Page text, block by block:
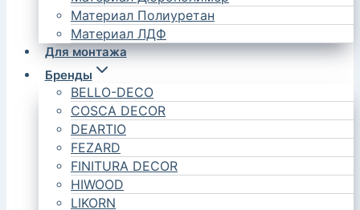
Материал Полиуретан
Материал ЛДФ
Для монтажа
Бренды
BELLO-DECO
COSCA DECOR
DEARTIO
FEZARD
FINITURA DECOR
HIWOOD
LIKORN